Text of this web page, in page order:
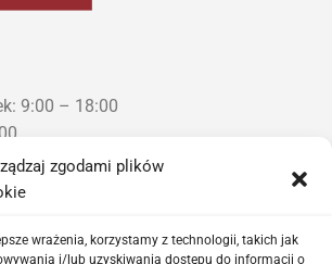
zgodami plików
wrażenia, korzystamy z technologii, takich jak
i/lub uzyskiwania dostępu do informacji o
9:00 – 18:00
kontakt telefoniczny